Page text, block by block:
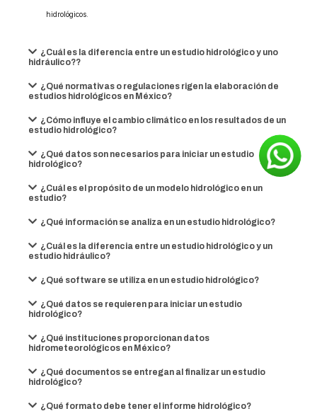
hidrológicos.
¿Cuál es la diferencia entre un estudio hidrológico y uno
hidráulico??
¿Qué normativas o regulaciones rigen la elaboración de
estudios hidrológicos en México?
¿Cómo influye el cambio climático en los resultados de un
estudio hidrológico?
¿Qué datos son necesarios para iniciar un estudio
hidrológico?
¿Cuál es el propósito de un modelo hidrológico en un
estudio?
¿Qué información se analiza en un estudio hidrológico?
¿Cuál es la diferencia entre un estudio hidrológico y un
estudio hidráulico?
¿Qué software se utiliza en un estudio hidrológico?
¿Qué datos se requieren para iniciar un estudio
hidrológico?
¿Qué instituciones proporcionan datos
hidrometeorológicos en México?
¿Qué documentos se entregan al finalizar un estudio
hidrológico?
¿Qué formato debe tener el informe hidrológico?